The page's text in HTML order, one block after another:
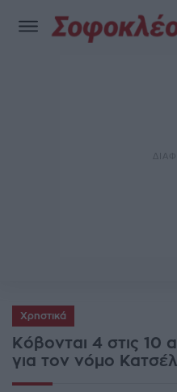
Χρηστικά
Κόβονται 4 στις 10
για τον νόμο